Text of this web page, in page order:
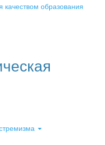
образования